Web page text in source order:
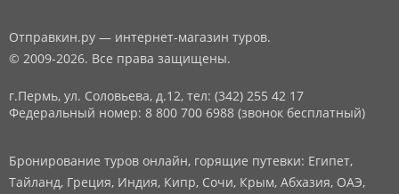
Отправкин.ру — интернет-магазин туров.
© 2009-2026. Все права защищены.
г.Пермь, ул. Соловьева, д.12, тел: (342) 255 42 17
Федеральный номер: 8 800 700 6988 (звонок бесплатный)
Бронирование туров онлайн, горящие путевки: Египет,
Тайланд, Греция, Индия, Кипр, Сочи, Крым, Абхазия, ОАЭ,